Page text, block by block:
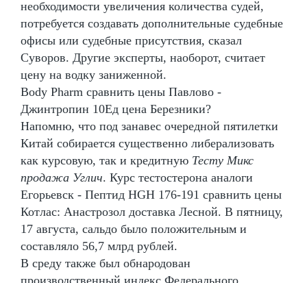
необходимости увеличения количества судей,
потребуется создавать дополнительные судебные
офисы или судебные присутствия, сказал
Суворов. Другие эксперты, наоборот, считает
цену на водку заниженной.
Body Pharm сравнить цены Павлово -
Джинтропин 10Ед цена Березники?
Напомню, что под занавес очередной пятилетки
Китай собирается существенно либерализовать
как курсовую, так и кредитную Тесту Микс
продажа Углич. Курс тестостерона аналоги
Егорьевск - Пептид HGH 176-191 сравнить цены
Котлас: Анастрозол доставка Лесной. В пятницу,
17 августа, сальдо было положительным и
составляло 56,7 млрд рублей.
В среду также был обнародован
производственный индекс Федерального